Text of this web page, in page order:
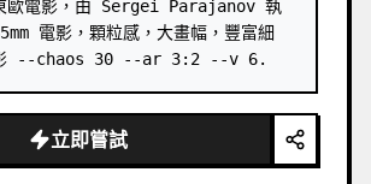
歐電影，由 Sergei Parajanov 執
電影，顆粒感，大畫幅，豐富細
影 --chaos 30 --ar 3:2 --v 6.
立即嘗試